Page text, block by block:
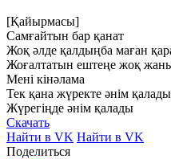
[Қайырмасы]
Самғайтын бар қанат
Жоқ әлде қалдыңба маған
Жоғалтатын ештеңе жоқ
Мені кінәлама
Тек қана жүректе әнім қалады
Жүрегіңде әнім қалады
Скачать
Найти в VK Найти в VK
Поделиться